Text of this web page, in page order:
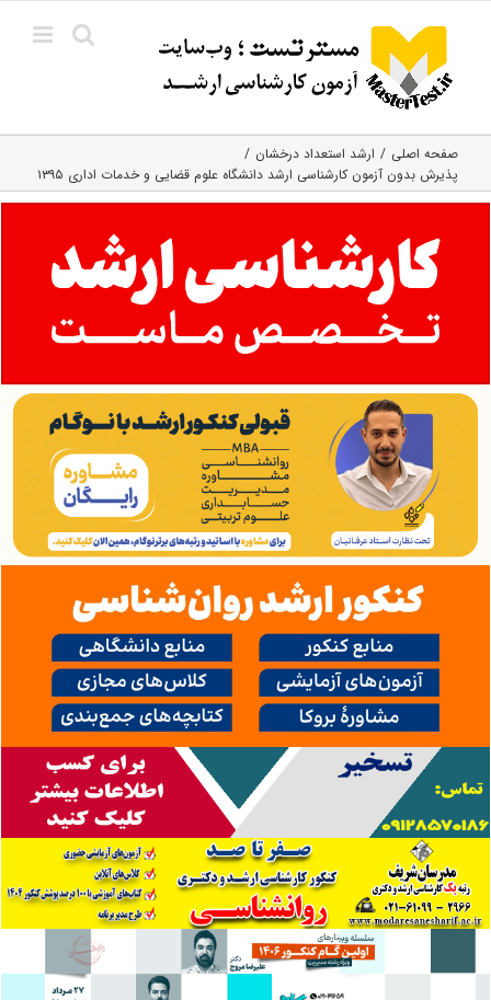
content
صفحه اصلی
ارشد استعداد درخشان
پذیرش بدون آزمون کارشناسی ارشد دانشگاه علوم قضایی و خدمات اداری ۱۳۹۵